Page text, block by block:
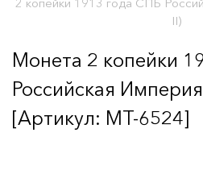
II)
Монета 2 копейки
Российская
[Артикул: MT-6524]